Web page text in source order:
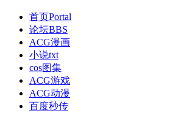
首页Portal
论坛BBS
ACG漫画
小说txt
cos图集
ACG游戏
ACG动漫
百度秒传